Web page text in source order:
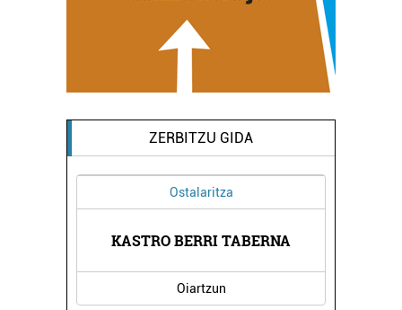
ZERBITZU GIDA
Ostalaritza
KASTRO BERRI TABERNA
Oiartzun